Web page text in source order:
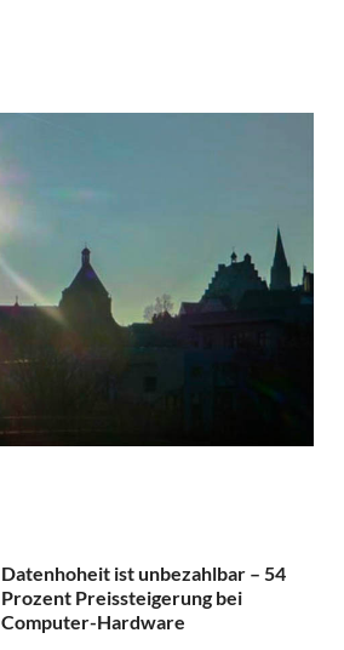
Datenhoheit ist unbezahlbar – 54
Prozent Preissteigerung bei
Computer-Hardware